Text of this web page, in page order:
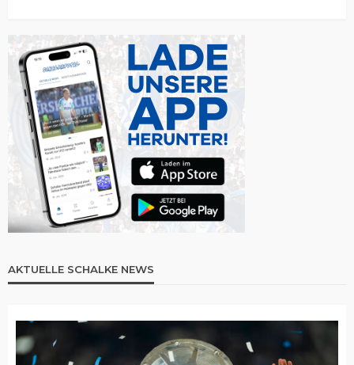
AKTUELLE SCHALKE NEWS